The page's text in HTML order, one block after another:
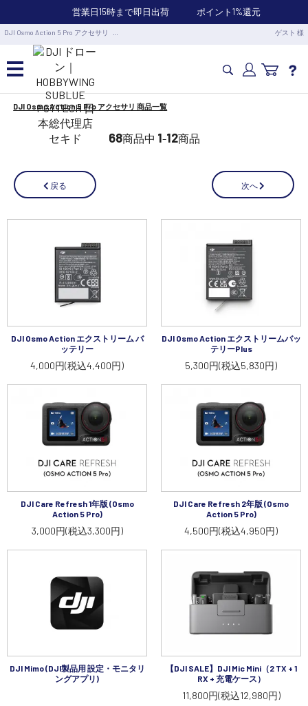
営業日15時まで即日出荷 ポイント1%還元
DJI Osmo Action 5 Pro アクセサリ … ゲスト 様
カメラドローン・生活家電
業務用ドローン・業務関連製品
RC・ロボット部品
SEKIDO
コーポレートサイト
SEKIDO 会社概要
DJI Osmo Action 5 Pro アクセサリ 商品一覧
68商品中 1-12商品
戻る 次へ
DJI Osmo Action エクストリーム バ
ッテリー
4,000円(税込4,400円)
DJI Osmo Action エクストリームバッ
テリーPlus
5,300円(税込5,830円)
DJI Care Refresh 1年版 (Osmo
Action 5 Pro)
3,000円(税込3,300円)
DJI Care Refresh 2年版 (Osmo
Action 5 Pro)
4,500円(税込4,950円)
DJI Mimo (DJI製品用 設定・モニタリ
ングアプリ)
【DJI SALE】DJI Mic Mini（2 TX + 1
RX + 充電ケース）
11,800円(税込12,980円)